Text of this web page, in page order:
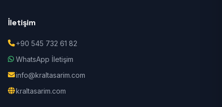
İletişim
+90 545 732 61 82
WhatsApp İletişim
info@kraltasarim.com
kraltasarim.com